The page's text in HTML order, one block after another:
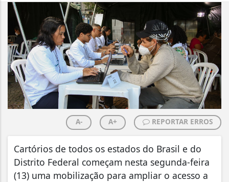
A- A+ REPORTAR ERROS
Cartórios de todos os estados do Brasil e do
Distrito Federal começam nesta segunda-feira
(13) uma mobilização para ampliar o acesso a